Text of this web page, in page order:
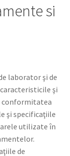
si
laborator şi de
şi
conformitatea
şi specificaţiile
utilizate în
de